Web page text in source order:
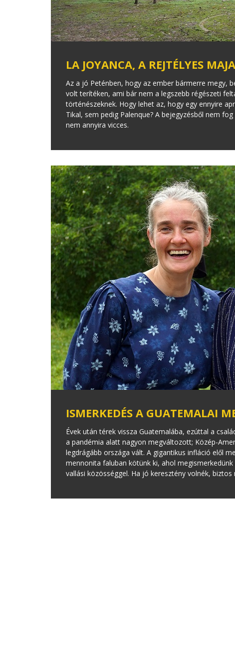
LA JOYANCA, A REJTÉLYES
Az a jó Peténben, hogy az ember bármerre megy,
volt terítéken, ami bár nem a legszebb régészeti
történészeknek. Hogy lehet az, hogy egy ennyire
Tikal, sem pedig Palenque? A bejegyzésből nem
nem annyira vicces.
ISMERKEDÉS A GUATEMALAI
Évek után térek vissza Guatemalába, ezúttal a
a pandémia alatt nagyon megváltozott; Közép-
legdrágább országa vált. A gigantikus infláció elől
mennonita faluban kötünk ki, ahol
vallási közösséggel. Ha jó keresztény volnék,